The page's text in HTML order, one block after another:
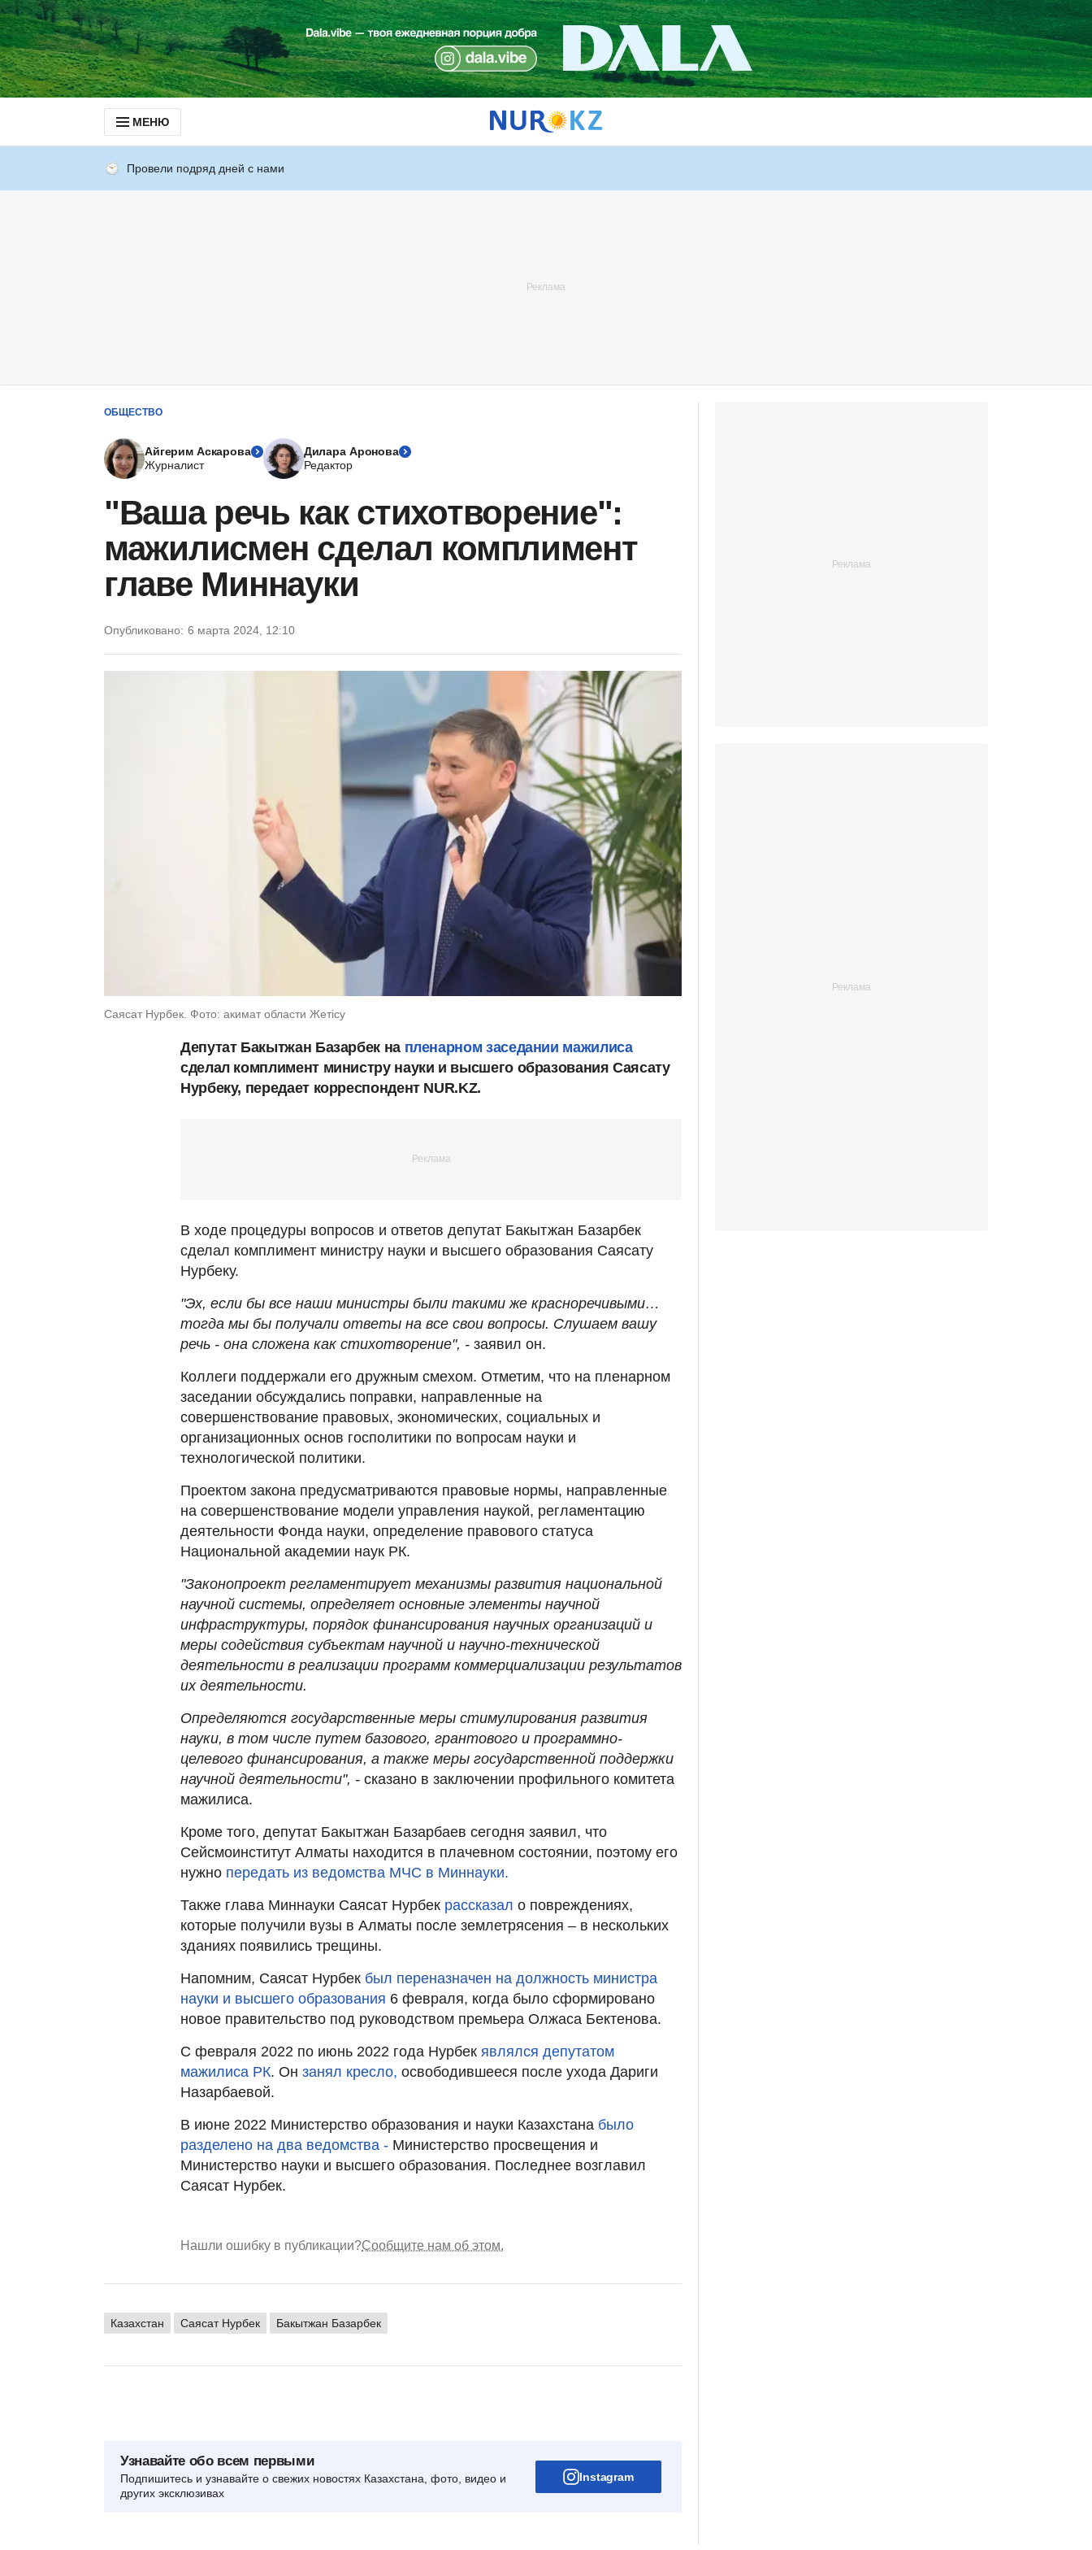
МЕНЮ
Провели подряд дней с нами
ОБЩЕСТВО
Айгерим Аскарова
Журналист
Дилара Аронова
Редактор
"Ваша речь как стихотворение":
мажилисмен сделал комплимент
главе Миннауки
Опубликовано: 6 марта 2024, 12:10
Саясат Нурбек. Фото: акимат области Жетісу
Депутат Бакытжан Базарбек на пленарном заседании мажилиса
сделал комплимент министру науки и высшего образования Саясату
Нурбеку, передает корреспондент NUR.KZ.
В ходе процедуры вопросов и ответов депутат Бакытжан Базарбек
сделал комплимент министру науки и высшего образования Саясату
Нурбеку.
"Эх, если бы все наши министры были такими же красноречивыми…
тогда мы бы получали ответы на все свои вопросы. Слушаем вашу
речь - она сложена как стихотворение", - заявил он.
Коллеги поддержали его дружным смехом. Отметим, что на пленарном
заседании обсуждались поправки, направленные на
совершенствование правовых, экономических, социальных и
организационных основ госполитики по вопросам науки и
технологической политики.
Проектом закона предусматриваются правовые нормы, направленные
на совершенствование модели управления наукой, регламентацию
деятельности Фонда науки, определение правового статуса
Национальной академии наук РК.
"Законопроект регламентирует механизмы развития национальной
научной системы, определяет основные элементы научной
инфраструктуры, порядок финансирования научных организаций и
меры содействия субъектам научной и научно-технической
деятельности в реализации программ коммерциализации результатов
их деятельности.
Определяются государственные меры стимулирования развития
науки, в том числе путем базового, грантового и программно-
целевого финансирования, а также меры государственной поддержки
научной деятельности", - сказано в заключении профильного комитета
мажилиса.
Кроме того, депутат Бакытжан Базарбаев сегодня заявил, что
Сейсмоинститут Алматы находится в плачевном состоянии, поэтому его
нужно передать из ведомства МЧС в Миннауки.
Также глава Миннауки Саясат Нурбек рассказал о повреждениях,
которые получили вузы в Алматы после землетрясения – в нескольких
зданиях появились трещины.
Напомним, Саясат Нурбек был переназначен на должность министра
науки и высшего образования 6 февраля, когда было сформировано
новое правительство под руководством премьера Олжаса Бектенова.
С февраля 2022 по июнь 2022 года Нурбек являлся депутатом
мажилиса РК. Он занял кресло, освободившееся после ухода Дариги
Назарбаевой.
В июне 2022 Министерство образования и науки Казахстана было
разделено на два ведомства - Министерство просвещения и
Министерство науки и высшего образования. Последнее возглавил
Саясат Нурбек.
Нашли ошибку в публикации?Сообщите нам об этом.
Казахстан Саясат Нурбек Бакытжан Базарбек
Узнавайте обо всем первыми
Подпишитесь и узнавайте о свежих новостях Казахстана, фото, видео и
других эксклюзивах
Instagram